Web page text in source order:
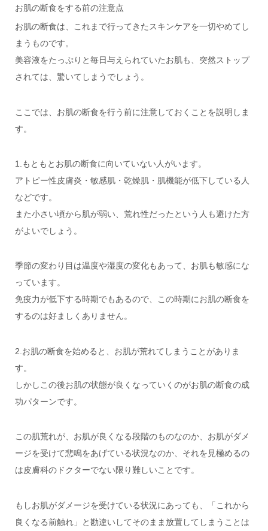
お肌の断食をする前の注意点
お肌の断食は、これまで行ってきたスキンケアを一切やめてし
まうものです。
美容液をたっぷりと毎日与えられていたお肌も、突然ストップ
されては、驚いてしまうでしょう。
ここでは、お肌の断食を行う前に注意しておくことを説明しま
す。
1.もともとお肌の断食に向いていない人がいます。
アトピー性皮膚炎・敏感肌・乾燥肌・肌機能が低下している人
などです。
また小さい頃から肌が弱い、荒れ性だったという人も避けた方
がよいでしょう。
季節の変わり目は温度や湿度の変化もあって、お肌も敏感にな
っています。
免疫力が低下する時期でもあるので、この時期にお肌の断食を
するのは好ましくありません。
2.お肌の断食を始めると、お肌が荒れてしまうことがありま
す。
しかしこの後お肌の状態が良くなっていくのがお肌の断食の成
功パターンです。
この肌荒れが、お肌が良くなる段階のものなのか、お肌がダメ
ージを受けて悲鳴をあげている状況なのか、それを見極めるの
は皮膚科のドクターでない限り難しいことです。
もしお肌がダメージを受けている状況にあっても、「これから
良くなる前触れ」と勘違いしてそのまま放置してしまうことは